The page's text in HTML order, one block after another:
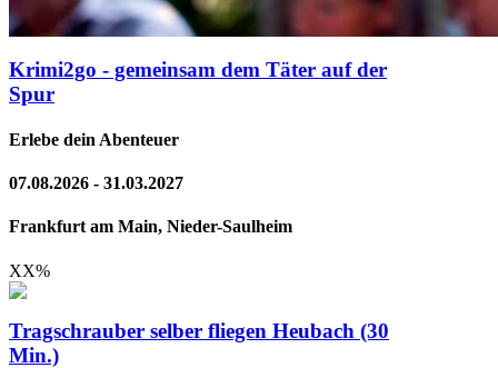
Krimi2go - gemeinsam dem Täter auf der
Spur
Erlebe dein Abenteuer
07.08.2026 - 31.03.2027
Frankfurt am Main, Nieder-Saulheim
XX%
Tragschrauber selber fliegen Heubach (30
Min.)